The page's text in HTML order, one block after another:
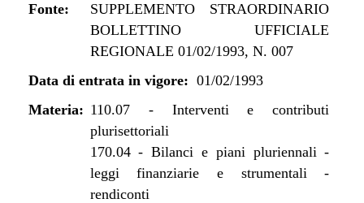
Fonte:
SUPPLEMENTO STRAORDINARIO
BOLLETTINO UFFICIALE
REGIONALE 01/02/1993, N. 007
Data di entrata in vigore: 01/02/1993
Materia: 110.07- Interventi e contributi
plurisettoriali
170.04-Bilanci e piani pluriennali -
leggi finanziarie e strumentali -
rendiconti